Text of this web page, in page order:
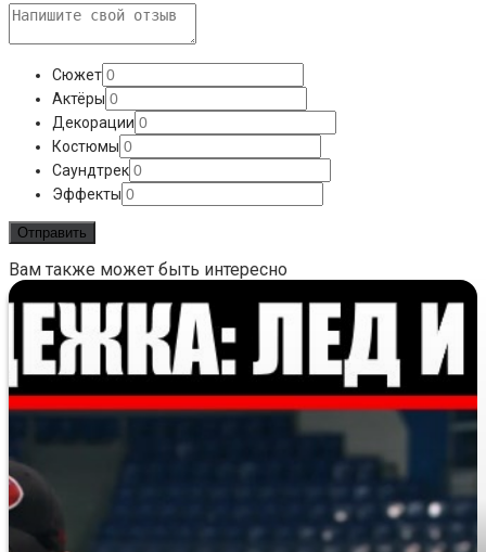
Сюжет
Актёры
Декорации
Костюмы
Саундтрек
Эффекты
Вам также может быть интересно